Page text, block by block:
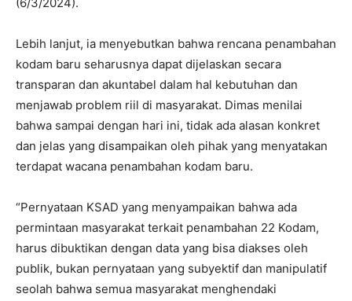
Lebih lanjut, ia menyebutkan bahwa rencana penambahan
kodam baru seharusnya dapat dijelaskan secara
transparan dan akuntabel dalam hal kebutuhan dan
menjawab problem riil di masyarakat. Dimas menilai
bahwa sampai dengan hari ini, tidak ada alasan konkret
dan jelas yang disampaikan oleh pihak yang menyatakan
terdapat wacana penambahan kodam baru.
“Pernyataan KSAD yang menyampaikan bahwa ada
permintaan masyarakat terkait penambahan 22 Kodam,
harus dibuktikan dengan data yang bisa diakses oleh
publik, bukan pernyataan yang subyektif dan manipulatif
seolah bahwa semua masyarakat menghendaki